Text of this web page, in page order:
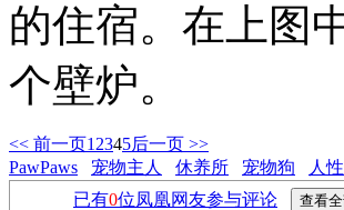
的住宿。在上图
个壁炉。
<< 前一页1 2345后一页 >>
PawPaws
宠物主人 休养所 宠物狗 人性
已有0位凤凰网友参与评论